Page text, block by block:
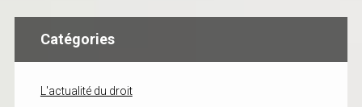
Catégories
L'actualité du droit